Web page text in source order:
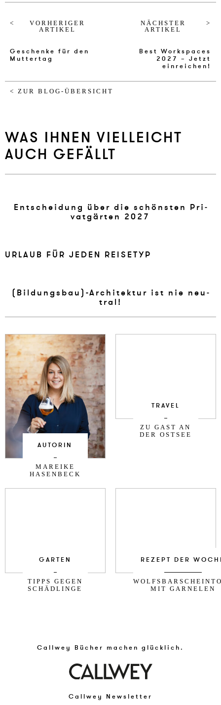
VORHERIGER
ARTIKEL
Geschenke für den
Muttertag
NÄCHSTER
ARTIKEL
Best Workspaces
2027 – Jetzt
einreichen!
< ZUR BLOG-ÜBERSICHT
WAS IHNEN VIELLEICHT
AUCH GEFÄLLT
En­t­schei­dung über die schönsten Pri­
vatgärten 2027
UR­LAUB FÜR JE­DEN REISE­TYP
(Bil­dungsbau)-Ar­chi­tek­tur ist nie neu­
tral!
AUTORIN
MAREIKE
HASENBECK
TRAVEL
ZU GAST AN
DER OSTSEE
GARTEN
TIPPS GEGEN
SCHÄDLINGE
REZEPT DER
MIT GARNELEN
Callwey Bücher machen glücklich.
Callwey Newsletter